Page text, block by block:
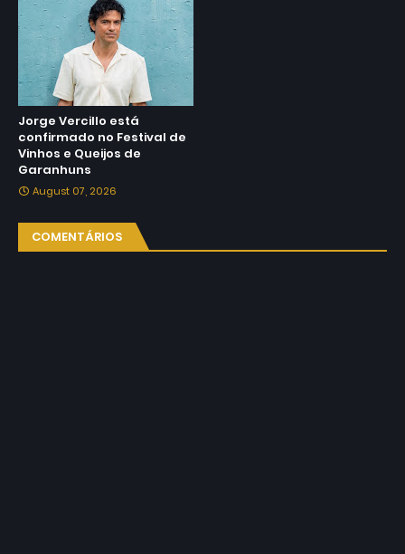
Jorge Vercillo está
confirmado no Festival de
Vinhos e Queijos de
Garanhuns
August 07, 2026
COMENTÁRIOS